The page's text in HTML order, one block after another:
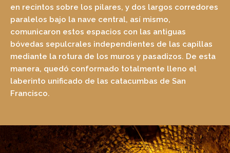
en recintos sobre los pilares, y dos largos corredores
paralelos bajo la nave central, así mismo,
comunicaron estos espacios con las antiguas
bóvedas sepulcrales independientes de las capillas
mediante la rotura de los muros y pasadizos. De esta
manera, quedó conformado totalmente lleno el
laberinto unificado de las catacumbas de San
Francisco.